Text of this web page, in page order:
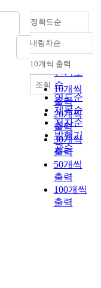
정확도순
정확도
순
인기도
순
연도순
제목순
저자순
발행기
관순
내림차순
내림차순
10개씩 출력
10개씩
출력
20개씩
출력
30개씩
출력
50개씩
출력
100개씩
출력
조회